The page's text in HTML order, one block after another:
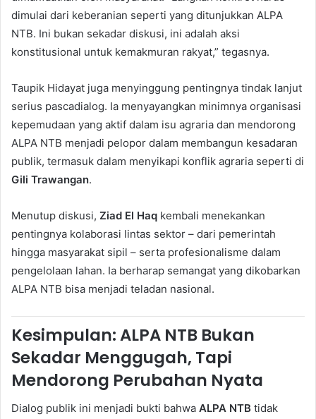
dimulai dari keberanian seperti yang ditunjukkan ALPA
NTB. Ini bukan sekadar diskusi, ini adalah aksi
konstitusional untuk kemakmuran rakyat,” tegasnya.
Taupik Hidayat juga menyinggung pentingnya tindak lanjut
serius pascadialog. Ia menyayangkan minimnya organisasi
kepemudaan yang aktif dalam isu agraria dan mendorong
ALPA NTB menjadi pelopor dalam membangun kesadaran
publik, termasuk dalam menyikapi konflik agraria seperti di
Gili Trawangan.
Menutup diskusi, Ziad El Haq kembali menekankan
pentingnya kolaborasi lintas sektor – dari pemerintah
hingga masyarakat sipil – serta profesionalisme dalam
pengelolaan lahan. Ia berharap semangat yang dikobarkan
ALPA NTB bisa menjadi teladan nasional.
Kesimpulan: ALPA NTB Bukan
Sekadar Menggugah, Tapi
Mendorong Perubahan Nyata
Dialog publik ini menjadi bukti bahwa ALPA NTB tidak